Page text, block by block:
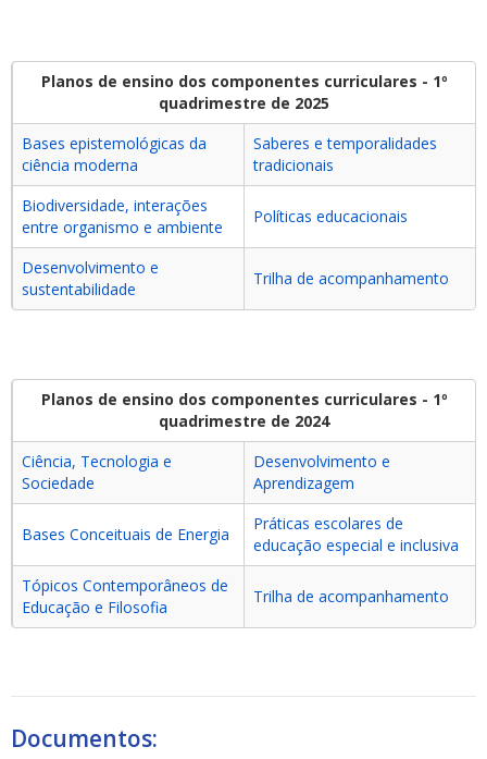
Planos de ensino dos componentes curriculares - 1º
quadrimestre de 2025
Bases epistemológicas da
ciência moderna
Saberes e temporalidades
tradicionais
Biodiversidade, interações
entre organismo e ambiente
Políticas educacionais
Desenvolvimento e
sustentabilidade
Trilha de acompanhamento
Planos de ensino dos componentes curriculares - 1º
quadrimestre de 2024
Ciência, Tecnologia e
Sociedade
Desenvolvimento e
Aprendizagem
Bases Conceituais de Energia
Práticas escolares de
educação especial e inclusiva
Tópicos Contemporâneos de
Educação e Filosofia
Trilha de acompanhamento
Documentos: